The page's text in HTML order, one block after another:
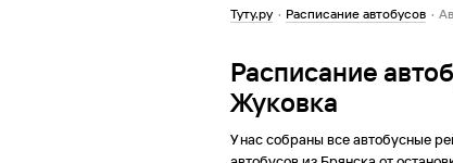
Туту.ру · Расписание автобусов ·
Расписание
Жуковка
У нас собраны все автобусные